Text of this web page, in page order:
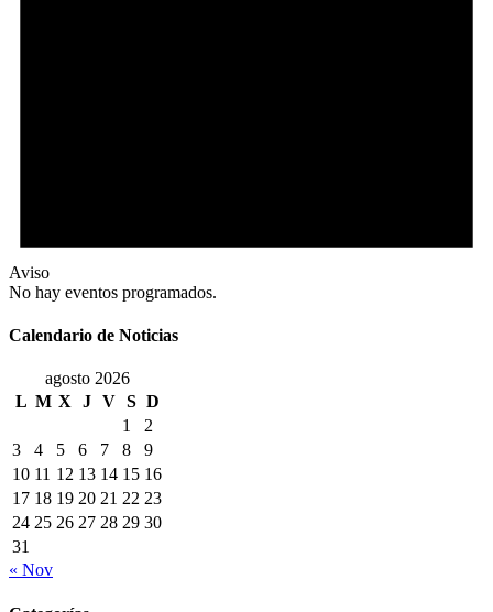
Aviso
No hay eventos programados.
Calendario de Noticias
agosto 2026
L M X J V S D
1
2
3
4 5 6 7 8
9
10 11 12 13 14 15 16
17 18 19 20 21 22 23
24 25 26 27 28 29 30
31
« Nov